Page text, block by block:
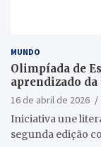
MUNDO
Olimpíada de
aprendizado
16 de abril de 2026
Iniciativa une
segunda edição